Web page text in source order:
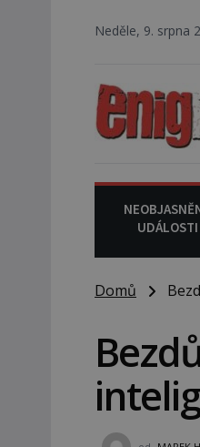
Neděle, 9. srpna
UDÁLOSTI
Domů